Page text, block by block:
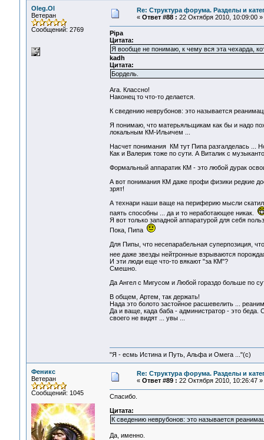
Oleg.Ol
Ветеран
Сообщений: 2769
Re: Структура форума. Разделы и
« Ответ #88 : 22 Октября 2010, 10:09:00 »
Pipa
Цитата:
Я вообще не понимаю, к чему вся эта чехарда,
kadh
Цитата:
Бордель.
Ага. Классно!
Наконец то что-то делается.
К сведению неврубонов: это называется
Я понимаю, что матерьяльщикам как бы и надо
локальным КМ-Ильичем ...
Насчет понимания КМ тут Пипа разгалделась ...
Как и Валерик тоже по сути. А Виталик с
Формальный аппаратик КМ - это любой дурак
А вот понимания КМ даже профи физики редкие
зрят!
А технари наши ваще на периферию мысли
паять способны ... да и то неработающее никак.
Я вот только западной аппаратурой для себя
Пока, Пипа
Для Пипы, что несепарабельная суперпозиция,
нее даже звезды нейтронные взрываются
И эти люди еще что-то вякают "за КМ"?
Смешно.
Да Ангел с Мигусом и Любой гораздо больше по
В общем, Артем, так держать!
Нада это болото застойное расшевелить ...
Да и ваще, када баба - администратор - это
своего не видят ... увы ...
"Я - есмь Истина и Путь, Альфа и Омега ..."(с)
Феникс
Ветеран
Сообщений: 1045
Re: Структура форума. Разделы и
« Ответ #89 : 22 Октября 2010, 10:26:47 »
Спасибо.
Цитата:
К сведению неврубонов: это называется
Да, именно.